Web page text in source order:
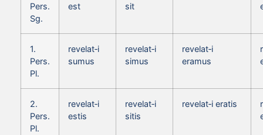
Pers.
Sg.
est
sit
1.
Pers.
Pl.
revelat‑i
sumus
revelat‑i
simus
revelat‑i
eramus
2.
Pers.
Pl.
revelat‑i
estis
revelat‑i
sitis
revelat‑i eratis